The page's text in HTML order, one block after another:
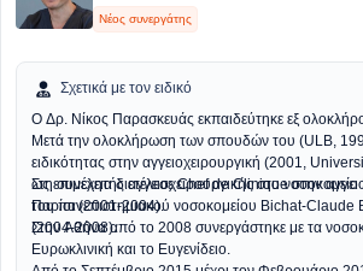
Νέος συνεργάτης
Σχετικά με τον ειδικό
Ο Δρ. Νίκος Παρασκευάς εκπαιδεύτηκε εξ
Μετά την ολοκλήρωση των σπουδών του (ULB,
ειδικότητας στην αγγειοχειρουργική (2001,
ως επιμελητής αγγειοχειρουργικής στο
Παρίσι (2001-2004).
Στη συνέχεια διετέλεσε Chef de Clinique στην
του πανεπιστημιακού νοσοκομείου Bichat-Claude
(2004-2008).
Στην Αθήνα από το 2008 συνεργάστηκε με τα
Ευρωκλινική και το Ευγενίδειο.